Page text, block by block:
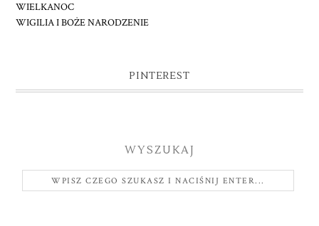
WIELKANOC
WIGILIA I BOŻE NARODZENIE
PINTEREST
WYSZUKAJ